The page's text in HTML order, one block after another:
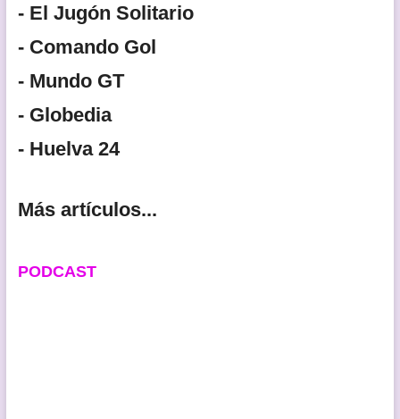
- El Jugón Solitario
- Comando Gol
- Mundo GT
- Globedia
- Huelva 24
Más artículos...
PODCAST